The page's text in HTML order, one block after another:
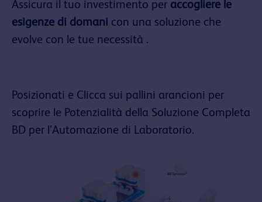
Assicura il tuo investimento per accogliere le
esigenze di domani con una soluzione che
evolve con le tue necessità .
Posizionati e Clicca sui pallini arancioni per
scoprire le Potenzialità della Soluzione Completa
BD per l’Automazione di Laboratorio.